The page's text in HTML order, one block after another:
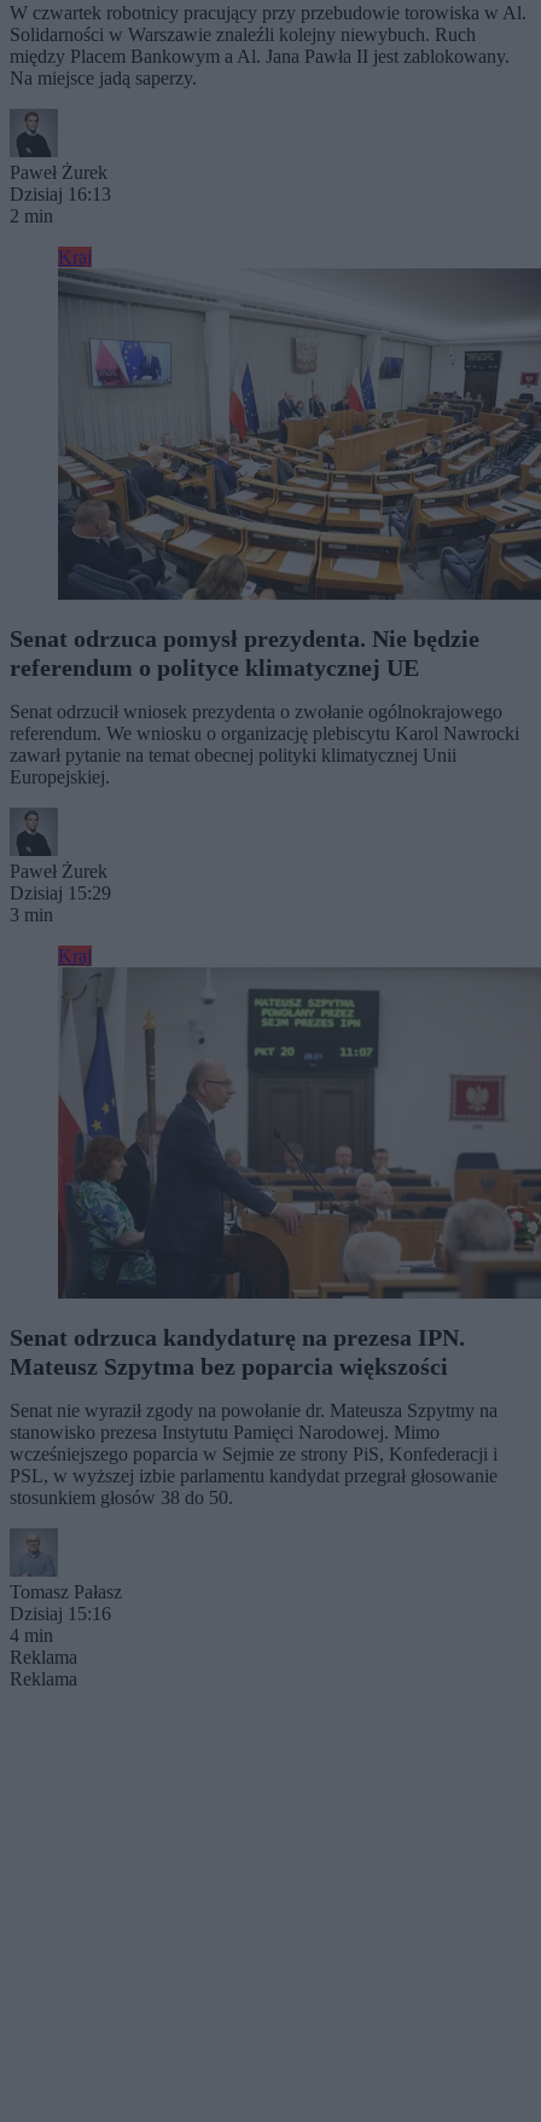
W czwartek robotnicy pracujący przy przebudowie torowiska w Al.
Solidarności w Warszawie znaleźli kolejny niewybuch. Ruch
między Placem Bankowym a Al. Jana Pawła II jest zablokowany.
Na miejsce jadą saperzy.
Paweł Żurek
Dzisiaj 16:13
2 min
Kraj
Senat odrzuca pomysł prezydenta. Nie będzie
referendum o polityce klimatycznej UE
Senat odrzucił wniosek prezydenta o zwołanie ogólnokrajowego
referendum. We wniosku o organizację plebiscytu Karol Nawrocki
zawarł pytanie na temat obecnej polityki klimatycznej Unii
Europejskiej.
Paweł Żurek
Dzisiaj 15:29
3 min
Kraj
Senat odrzuca kandydaturę na prezesa IPN.
Mateusz Szpytma bez poparcia większości
Senat nie wyraził zgody na powołanie dr. Mateusza Szpytmy na
stanowisko prezesa Instytutu Pamięci Narodowej. Mimo
wcześniejszego poparcia w Sejmie ze strony PiS, Konfederacji i
PSL, w wyższej izbie parlamentu kandydat przegrał głosowanie
stosunkiem głosów 38 do 50.
Tomasz Pałasz
Dzisiaj 15:16
4 min
Reklama
Reklama